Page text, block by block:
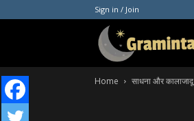
Sign in / Join
Home साधना और कालाजादू